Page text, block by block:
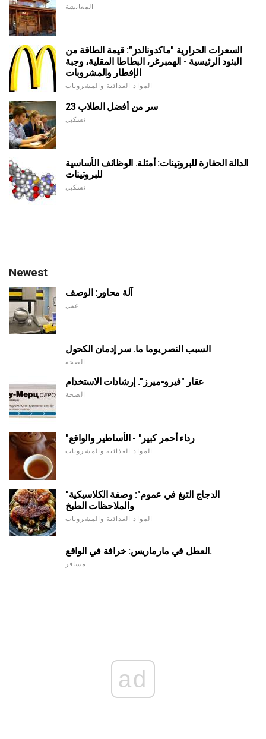
المعايشة
السعرات الحرارية "ماكدونالدز": قيمة الطاقة من
البنود الرئيسية - الهمبرغر، البطاطا المقلية، وجبة
الإفطار والمشروبات
المواد الغذائية والمشروبات
23 سر من أفضل الطلاب
تشكيل
الدالة الحفازة للبروتينات: أمثلة. الوظائف الأساسية
للبروتينات
تشكيل
Newest
آلة محاور: الوصف
عمل
السبب النصر يوما ما. سر إدمان الكحول
الصحة
عقار "فيرو-ميرز". إرشادات الاستخدام
الصحة
"رداء أحمر كبير" - الأساطير والواقع
المواد الغذائية والمشروبات
"الدجاج التبغ في عموم": وصفة الكلاسيكية
والملاحظات الطبخ
المواد الغذائية والمشروبات
العطل في مارماريس: خرافة في الواقع.
مسافر
ad